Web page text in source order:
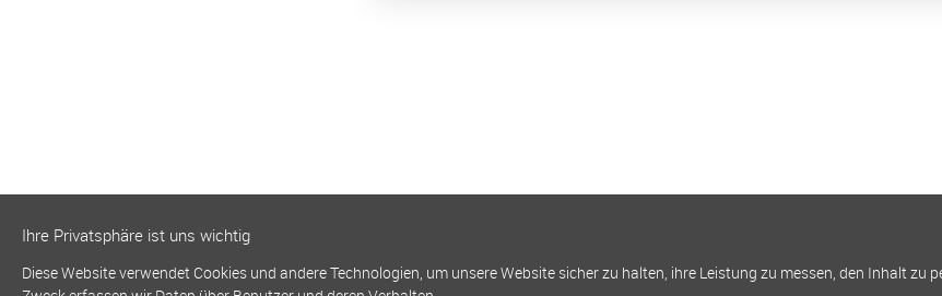
Ihre Privatsphäre ist uns wichtig
Diese Website verwendet Cookies und andere Technologien, um unsere Website sicher zu halten, ihre Leistung zu messen, den Inhalt